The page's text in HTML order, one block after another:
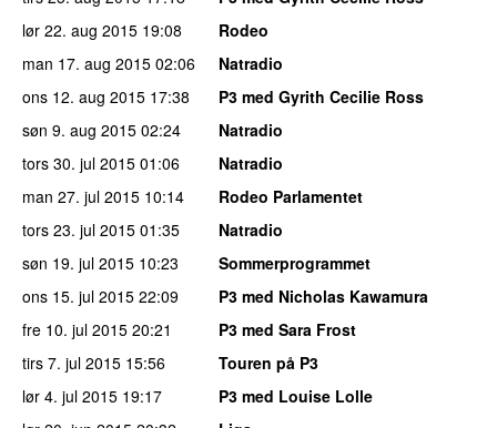
lør 22. aug 2015 19:08
Rodeo
man 17. aug 2015 02:06
Natradio
ons 12. aug 2015 17:38
P3 med Gyrith Cecilie Ross
søn 9. aug 2015 02:24
Natradio
tors 30. jul 2015 01:06
Natradio
man 27. jul 2015 10:14
Rodeo Parlamentet
tors 23. jul 2015 01:35
Natradio
søn 19. jul 2015 10:23
Sommerprogrammet
ons 15. jul 2015 22:09
P3 med Nicholas Kawamura
fre 10. jul 2015 20:21
P3 med Sara Frost
tirs 7. jul 2015 15:56
Touren på P3
lør 4. jul 2015 19:17
P3 med Louise Lolle